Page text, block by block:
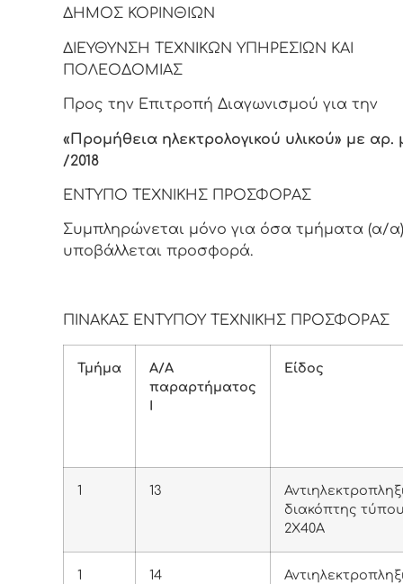
ΔΗΜΟΣ ΚΟΡΙΝΘΙΩΝ
ΔΙΕΥΘΥΝΣΗ ΤΕΧΝΙΚΩΝ ΥΠΗΡΕΣΙΩΝ ΚΑΙ
ΠΟΛΕΟΔΟΜΙΑΣ
Προς την Επιτροπή Διαγωνισμού για την
«Προμήθεια ηλεκτρολογικού υλικού» με αρ.
/2018
ΕΝΤΥΠΟ ΤΕΧΝΙΚΗΣ ΠΡΟΣΦΟΡΑΣ
Συμπληρώνεται μόνο για όσα τμήματα (α/α)
υποβάλλεται προσφορά.
ΠΙΝΑΚΑΣ ΕΝΤΥΠΟΥ ΤΕΧΝΙΚΗΣ ΠΡΟΣΦΟΡΑΣ
Τμήμα
Α/Α
παραρτήματος
Ι
Είδος
1 13
διακόπτης
2Χ40Α
1 14